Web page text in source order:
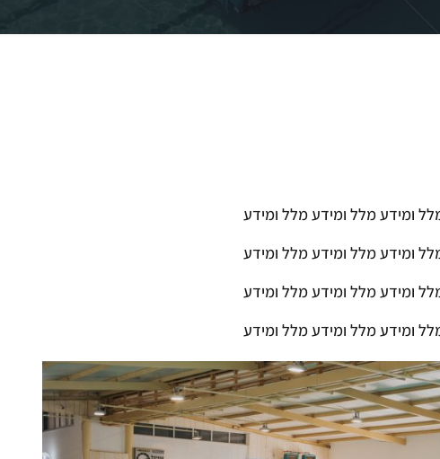
ומידע מלל ומידע מלל ומידע
ומידע מלל ומידע מלל ומידע
ומידע מלל ומידע מלל ומידע
ומידע מלל ומידע מלל ומידע